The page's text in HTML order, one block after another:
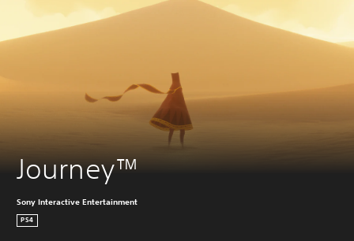
Journey™
Sony Interactive Entertainment
PS4